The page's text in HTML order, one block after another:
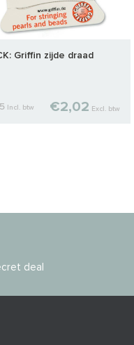
Griffin zijde draad
Incl. btw €2,02 Excl. btw
deal